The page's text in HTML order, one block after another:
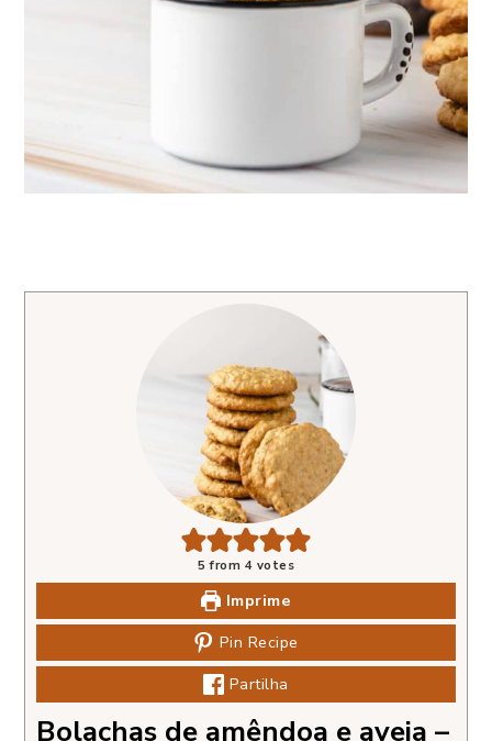
5 from 4 votes
Imprime
Pin Recipe
Partilha
Bolachas de amêndoa e aveia –